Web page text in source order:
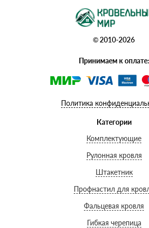
© 2010-2026
Принимаем к оплате:
Политика
Категории
Комплектующие
Рулонная кровля
Штакетник
Профнастил для
Фальцевая кровля
Гибкая черепица